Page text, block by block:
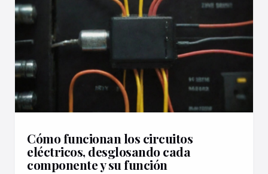
Cómo funcionan los circuitos
eléctricos, desglosando cada
componente y su función